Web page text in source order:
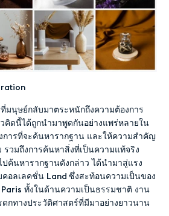
นุษย์กลับมาตระหนักถึงความต้องการ
คิดนี้ได้ถูกนำมาพูดกันอย่างแพร่หลายใน
การที่จะค้นหารากฐาน และให้ความสำคัญ
รวมถึงการค้นหาสิ่งที่เป็นความแท้จริง
ค้นหารากฐานดังกล่าว ได้นำมาสู่แรง
คอลเลคชั่น Land ซึ่งสะท้อนความเป็นของ
ทั้งในด้านความเป็นธรรมชาติ งาน
กทางประวัติศาสตร์ที่มีมาอย่างยาวนาน